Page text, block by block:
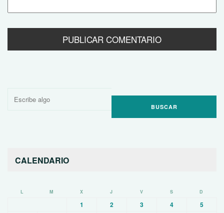
Buscar
CALENDARIO
L M X J V S D
1 2 3 4
5